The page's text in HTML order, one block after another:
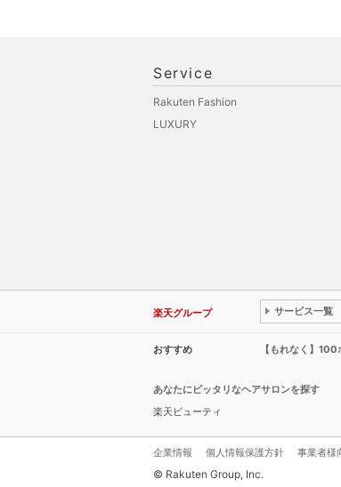
Service
Rakuten Fashion
LUXURY
楽天グループ サービス一覧
おすすめ 【もれなく】
あなたにピッタリなヘアサロンを探す
楽天ビューティ
企業情報 個人情報保護方針 事業者様
© Rakuten Group, Inc.